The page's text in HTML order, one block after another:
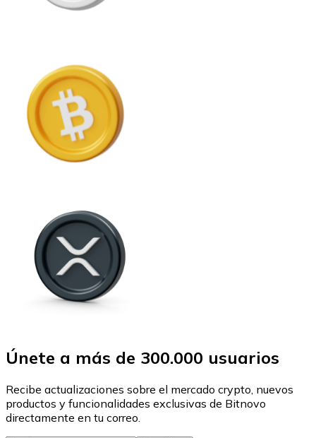
Únete a más de 300.000 usuarios
Recibe actualizaciones sobre el mercado crypto, nuevos
productos y funcionalidades exclusivas de Bitnovo
directamente en tu correo.